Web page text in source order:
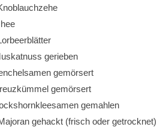
gerieben
gemörsert
gemörsert
gemahlen
gehackt (frisch oder getrocknet)